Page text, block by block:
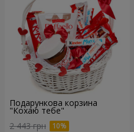
Подарункова корзина
"Кохаю тебе"
2 443 грн